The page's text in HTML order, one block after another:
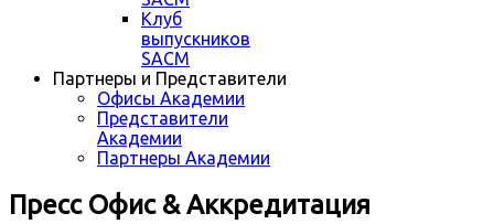
Клуб
выпускников
SACM
Партнеры и Представители
Офисы Академии
Представители
Академии
Партнеры Академии
Пресс Офис & Аккредитация